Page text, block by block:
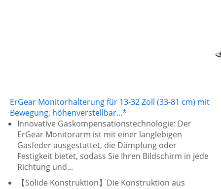
ErGear Monitorhalterung für 13-32 Zoll (33-81 cm) mit
Bewegung, höhenverstellbar...*
Innovative Gaskompensationstechnologie: Der
ErGear Monitorarm ist mit einer langlebigen
Gasfeder ausgestattet, die Dämpfung oder
Festigkeit bietet, sodass Sie Ihren Bildschirm in jede
Richtung und...
【Solide Konstruktion】Die Konstruktion aus